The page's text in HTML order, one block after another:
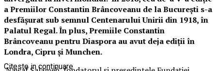
a Premiilor Constantin Brâncoveanu de la București s-a
desfășurat sub semnul Centenarului Unirii din 1918, în
Palatul Regal. În plus, Premiile Constantin
Brâncoveanu pentru Diaspora au avut deja ediții în
Londra, Cipru și Munchen.
Citeste in continuare